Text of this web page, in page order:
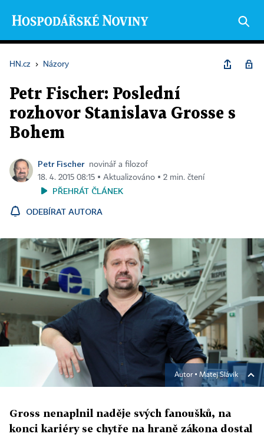
HN.cz › Názory
Petr Fischer: Poslední
rozhovor Stanislava Grosse s
Bohem
Petr Fischer
novinář a filozof
18. 4. 2015 08:15 ▪ Aktualizováno ▪ 2 min. čtení
PŘEHRÁT ČLÁNEK
ODEBÍRAT AUTORA
Autor ▪ Matej Slávik
Gross nenaplnil naděje svých fanoušků, na
konci kariéry se chytře na hraně zákona dostal